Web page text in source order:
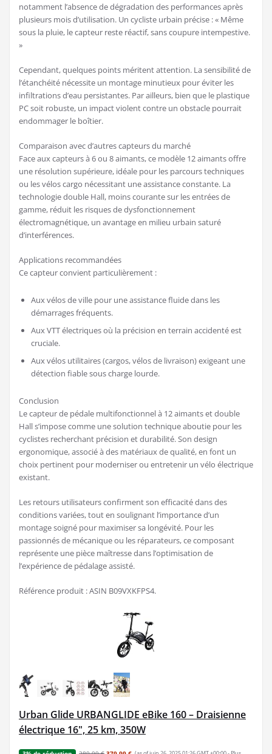
notamment l’absence de dégradation des performances après
plusieurs mois d’utilisation. Un cycliste urbain précise : « Même
sous la pluie, le capteur reste réactif, sans coupure intempestive.
»
Cependant, quelques points méritent attention. La sensibilité de
l’étanchéité nécessite un montage minutieux pour éviter les
infiltrations d’eau persistantes. Par ailleurs, bien que le plastique
PC soit robuste, un impact violent contre un obstacle pourrait
endommager le boîtier.
Comparaison avec d’autres capteurs du marché
Face aux capteurs à 6 ou 8 aimants, ce modèle 12 aimants offre
une résolution supérieure, idéale pour les parcours techniques
ou les vélos cargo nécessitant une assistance constante. La
technologie double Hall, moins courante sur les entrées de
gamme, réduit les risques de dysfonctionnement
électromagnétique, un avantage en milieu urbain saturé
d’interférences.
Applications recommandées
Ce capteur convient particulièrement :
Aux vélos de ville pour une assistance fluide dans les
démarrages fréquents.
Aux VTT électriques où la précision en terrain accidenté est
cruciale.
Aux vélos utilitaires (cargos, vélos de livraison) exigeant une
détection fiable sous charge lourde.
Conclusion
Le capteur de pédale multifonctionnel à 12 aimants et double
Hall s’impose comme une solution technique aboutie pour les
cyclistes recherchant précision et durabilité. Son design
ergonomique, associé à des matériaux de qualité, en font un
choix pertinent pour moderniser ou entretenir un vélo électrique
existant.
Les retours utilisateurs confirment son efficacité dans des
conditions variées, tout en soulignant l’importance d’un
montage soigné pour maximiser sa longévité. Pour les
passionnés de mécanique ou les réparateurs, ce composant
représente une pièce maîtresse dans l’optimisation de
l’expérience de pédalage assisté.
Référence produit : ASIN B09VXKFPS4.
Urban Glide URBANGLIDE eBike 160 – Draisienne
électrique 16", 25 km, 350W